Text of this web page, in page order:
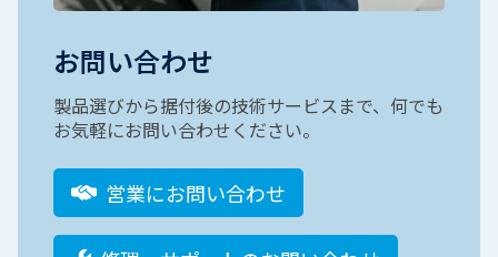
お問い合わせ
製品選びから据付後の技術サービスまで、何でも
お気軽にお問い合わせください。
営業にお問い合わせ